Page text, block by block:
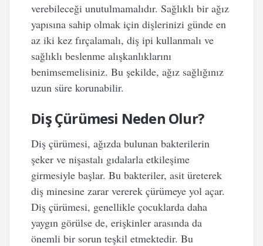
verebileceği unutulmamalıdır. Sağlıklı bir ağız
yapısına sahip olmak için dişlerinizi günde en
az iki kez fırçalamalı, diş ipi kullanmalı ve
sağlıklı beslenme alışkanlıklarını
benimsemelisiniz. Bu şekilde, ağız sağlığınız
uzun süre korunabilir.
Diş Çürümesi Neden Olur?
Diş çürümesi, ağızda bulunan bakterilerin
şeker ve nişastalı gıdalarla etkileşime
girmesiyle başlar. Bu bakteriler, asit üreterek
diş minesine zarar vererek çürümeye yol açar.
Diş çürümesi, genellikle çocuklarda daha
yaygın görülse de, erişkinler arasında da
önemli bir sorun teşkil etmektedir. Bu